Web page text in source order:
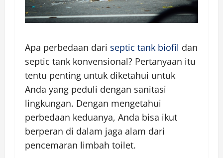
Apa perbedaan dari septic tank biofil dan
septic tank konvensional? Pertanyaan itu
tentu penting untuk diketahui untuk
Anda yang peduli dengan sanitasi
lingkungan. Dengan mengetahui
perbedaan keduanya, Anda bisa ikut
berperan di dalam jaga alam dari
pencemaran limbah toilet.